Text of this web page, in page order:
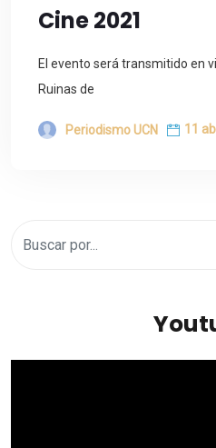
Cine 2021
El evento será transmitido en
Ruinas de
Periodismo UCN 11